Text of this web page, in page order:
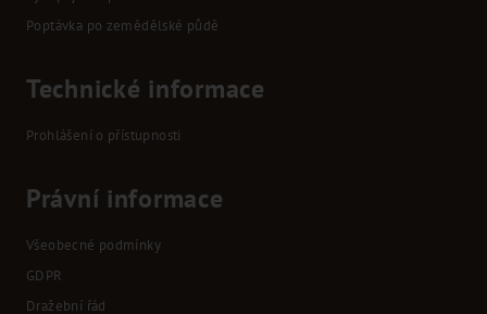
Poptávka po zemědělské půdě
Technické informace
Prohlášení o přístupnosti
Právní informace
Všeobecné podmínky
GDPR
Dražební řád